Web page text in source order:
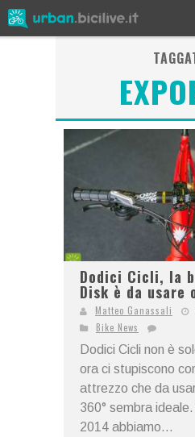
Dodici Cicli, la
Disk è da usare
Matteo Ganassali
Bike News
Dodici Cicli non è
ora ci stupiscono
attrezzo che da
360° sembra
2014 abbiamo...